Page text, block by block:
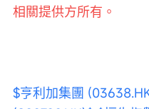
相關提供方所有。
$亨利加集團